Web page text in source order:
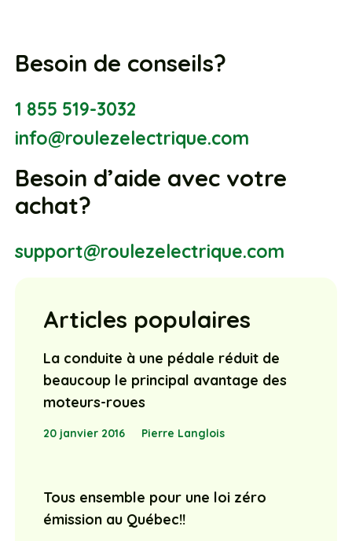
Besoin de conseils?
1 855 519-3032
info@roulezelectrique.com
Besoin d’aide avec votre
achat?
support@roulezelectrique.com
Articles populaires
La conduite à une pédale réduit de
beaucoup le principal avantage des
moteurs-roues
20 janvier 2016 Pierre Langlois
Tous ensemble pour une loi zéro
émission au Québec!!